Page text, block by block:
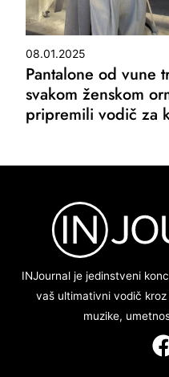
08.01.2025
Pantalone od vune
svakom ženskom
pripremili vodič za
INJournal je jedinstveni
vaš ultimativni vodič
muzike,